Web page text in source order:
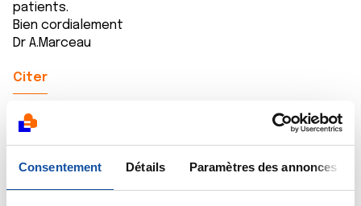
Consentement Détails Paramètres des annonces
patients.
Bien cordialement
Dr A.Marceau
Citer
Ns